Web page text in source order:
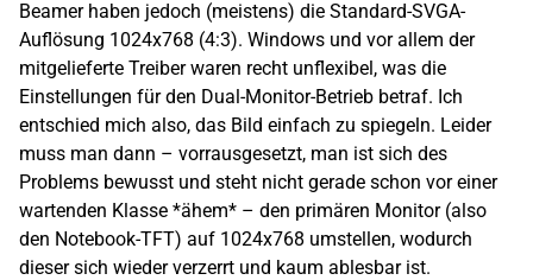
Beamer haben jedoch (meistens) die Standard-SVGA-
Auflösung 1024x768 (4:3). Windows und vor allem der
mitgelieferte Treiber waren recht unflexibel, was die
Einstellungen für den Dual-Monitor-Betrieb betraf. Ich
entschied mich also, das Bild einfach zu spiegeln. Leider
muss man dann – vorrausgesetzt, man ist sich des
Problems bewusst und steht nicht gerade schon vor einer
wartenden Klasse *ähem* – den primären Monitor (also
den Notebook-TFT) auf 1024x768 umstellen, wodurch
dieser sich wieder verzerrt und kaum ablesbar ist.